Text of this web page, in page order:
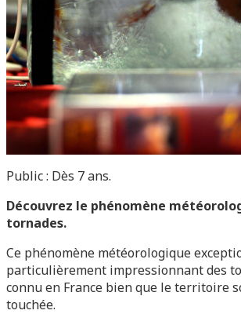
Public : Dès 7 ans.
Découvrez le phénomène
tornades.
Ce phénomène météorologique
particulièrement impressionnant des
connu en France bien que le territoire
touchée.